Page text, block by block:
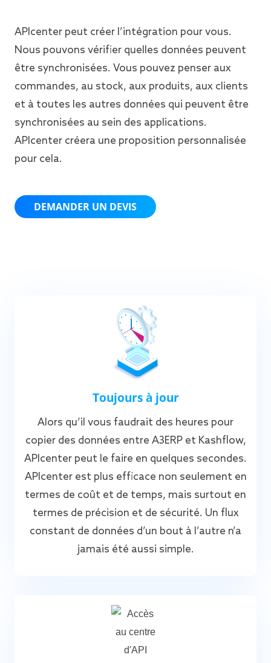
APIcenter peut créer l’intégration pour vous.
Nous pouvons vérifier quelles données peuvent
être synchronisées. Vous pouvez penser aux
commandes, au stock, aux produits, aux clients
et à toutes les autres données qui peuvent être
synchronisées au sein des applications.
APIcenter créera une proposition personnalisée
pour cela.
DEMANDER UN DEVIS
Toujours à jour
Alors qu’il vous faudrait des heures pour
copier des données entre A3ERP et Kashflow,
APIcenter peut le faire en quelques secondes.
APIcenter est plus efficace non seulement en
termes de coût et de temps, mais surtout en
termes de précision et de sécurité. Un flux
constant de données d’un bout à l’autre n’a
jamais été aussi simple.